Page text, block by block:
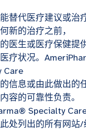
替代医疗建议或治疗
新的治疗之前，
医生或医疗保健提
疗状况。
Care
信息或由此做出的
容的可靠性负责。
Specialty
处列出的所有网站/